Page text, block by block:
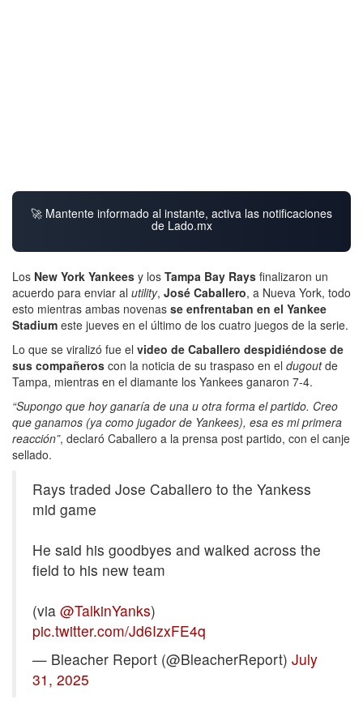
🚀 Mantente informado al instante, activa las notificaciones
de Lado.mx
Los New York Yankees y los Tampa Bay Rays finalizaron un
acuerdo para enviar al utility, José Caballero, a Nueva York, todo
esto mientras ambas novenas se enfrentaban en el Yankee
Stadium este jueves en el último de los cuatro juegos de la serie.
Lo que se viralizó fue el video de Caballero despidiéndose de
sus compañeros con la noticia de su traspaso en el dugoutde
Tampa, mientras en el diamante los Yankees ganaron 7-4.
“Supongo que hoy ganaría de una u otra forma el partido. Creo
que ganamos (ya como jugador de Yankees), esa es mi primera
reacción”, declaró Caballero a la prensa post partido, con el canje
sellado.
Rays traded Jose Caballero to the Yankess
mid game
He said his goodbyes and walked across the
field to his new team
(via @TalkinYanks)
pic.twitter.com/Jd6IzxFE4q
— Bleacher Report (@BleacherReport) July
31, 2025